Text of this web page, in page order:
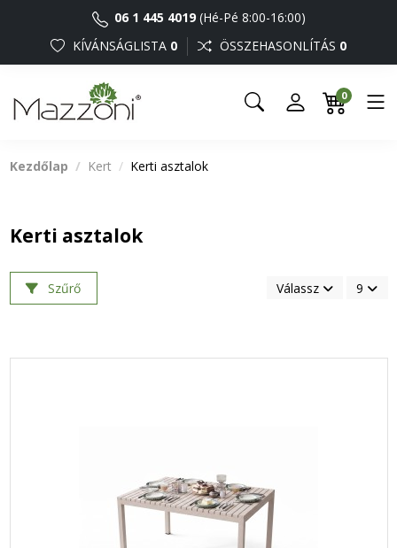
06 1 445 4019(Hé-Pé 8:00-16:00)
KÍVÁNSÁGLISTA 0 ÖSSZEHASONLÍTÁS 0
0
Kezdőlap Kert Kerti asztalok
Kerti asztalok
Szűrő Válassz 9